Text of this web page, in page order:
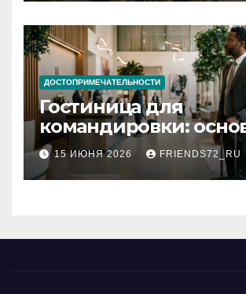
ДОСТОПРИМЕЧАТЕЛЬНОСТИ
Гостиница для
командировки:
критерии выбора
15 ИЮНЯ 2026 FRIENDS72_RU